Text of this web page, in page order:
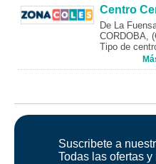
Centro
De La
CORDOBA,
Tipo de
Suscribete a
Todas las ofertas